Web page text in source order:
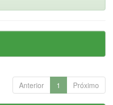
Anterior 1 Próximo